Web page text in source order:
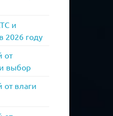
и
2026 году
от
выбор
от влаги